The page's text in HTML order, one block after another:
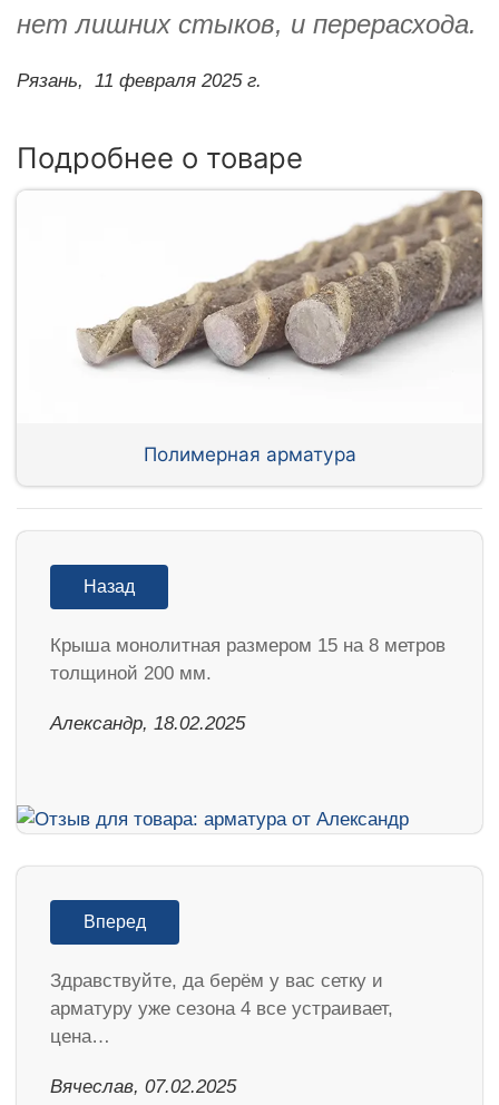
нет лишних стыков, и перерасхода.
Рязань, 11 февраля 2025 г.
Подробнее о товаре
Полимерная арматура
Назад
Крыша монолитная размером 15 на 8 метров
толщиной 200 мм.
Александр, 18.02.2025
Вперед
Здравствуйте, да берём у вас сетку и
арматуру уже сезона 4 все устраивает,
цена…
Вячеслав, 07.02.2025